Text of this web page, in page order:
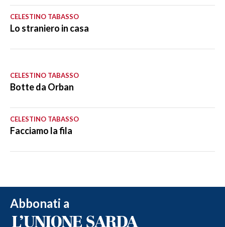
CELESTINO TABASSO
Lo straniero in casa
CELESTINO TABASSO
Botte da Orban
CELESTINO TABASSO
Facciamo la fila
Abbonati a